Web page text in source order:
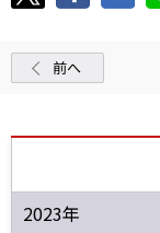
前へ
2023年